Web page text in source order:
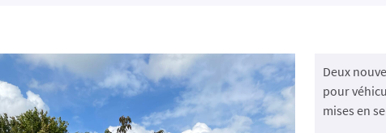
Deux
pour
mises en